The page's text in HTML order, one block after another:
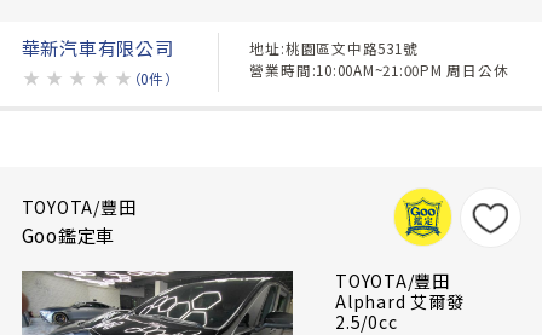
華新汽車有限公司
★ ★ ★ ★ ★ （0件）
地址:桃園區文中路531號
營業時間:10:00AM~21:00PM 周日公休
TOYOTA/豐田
Goo鑑定車
TOYOTA/豐田
Alphard 艾爾發
2.5/0cc